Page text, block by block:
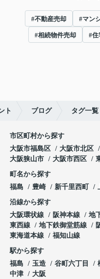
#不動産売却 #マン
#相続物件売却 #住
ト ブログ タグ一覧
市区町村から探す
大阪市福島区
大阪市北区
大阪狭山市
大阪市西区
町名から探す
福島
豊崎 新千里西町
沿線から探す
大阪環状線
阪神本線 地
東西線
地下鉄御堂筋線
東海道本線
福知山線
駅から探す
福島
玉造 谷町六丁目
中津
大阪